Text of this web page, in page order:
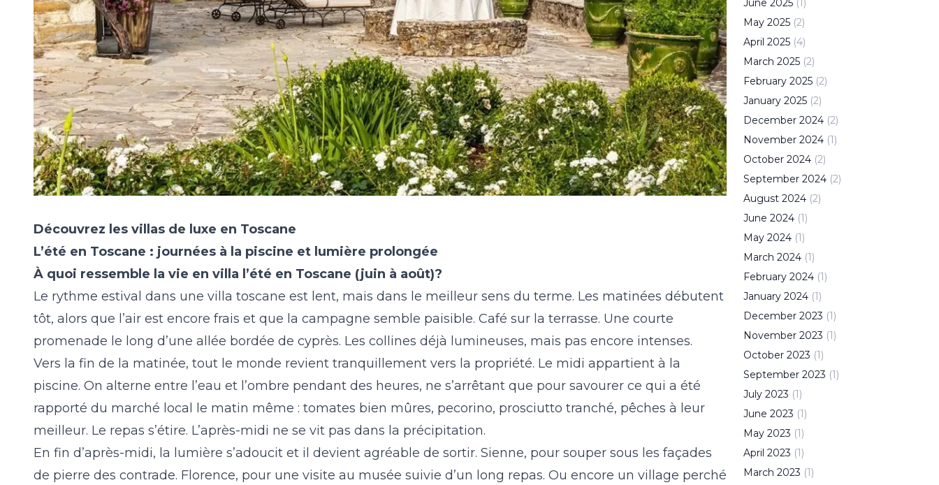
Découvrez les villas de luxe en Toscane
L’été en Toscane : journées à la piscine et lumière prolongée
À quoi ressemble la vie en villa l’été en Toscane (juin à août)?
Le rythme estival dans une villa toscane est lent, mais dans le meilleur sens du terme. Les matinées débutent
tôt, alors que l’air est encore frais et que la campagne semble paisible. Café sur la terrasse. Une courte
promenade le long d’une allée bordée de cyprès. Les collines déjà lumineuses, mais pas encore intenses.
Vers la fin de la matinée, tout le monde revient tranquillement vers la propriété. Le midi appartient à la
piscine. On alterne entre l’eau et l’ombre pendant des heures, ne s’arrêtant que pour savourer ce qui a été
rapporté du marché local le matin même : tomates bien mûres, pecorino, prosciutto tranché, pêches à leur
meilleur. Le repas s’étire. L’après-midi ne se vit pas dans la précipitation.
En fin d’après-midi, la lumière s’adoucit et il devient agréable de sortir. Sienne, pour souper sous les façades
de pierre des contrade. Florence, pour une visite au musée suivie d’un long repas. Ou encore un village perché
June 2025 (1)
May 2025 (2)
April 2025 (4)
March 2025 (2)
February 2025 (2)
January 2025 (2)
December 2024 (2)
November 2024 (1)
October 2024 (2)
September 2024 (2)
August 2024 (2)
June 2024 (1)
May 2024 (1)
March 2024 (1)
February 2024 (1)
January 2024 (1)
December 2023 (1)
November 2023 (1)
October 2023 (1)
September 2023 (1)
July 2023 (1)
June 2023 (1)
May 2023 (1)
April 2023 (1)
March 2023 (1)